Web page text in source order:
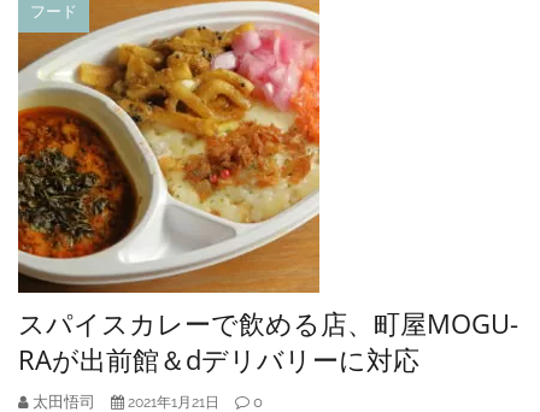
フード
スパイスカレーで飲める店、町屋MOGU-
RAが出前館＆dデリバリーに対応
太田悟司 2021年1月21日 0